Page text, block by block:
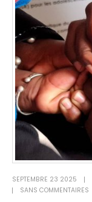
SEPTEMBRE 23 2025
SANS COMMENTAIRES